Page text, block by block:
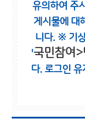
유의하여 주
게시물에 대
니다. ※ 기
'국민참여>
다. 로그인 유